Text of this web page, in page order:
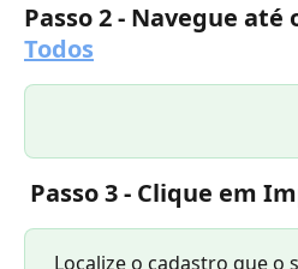
Passo 2 - Navegue até
Todos
Passo 3 - Clique em